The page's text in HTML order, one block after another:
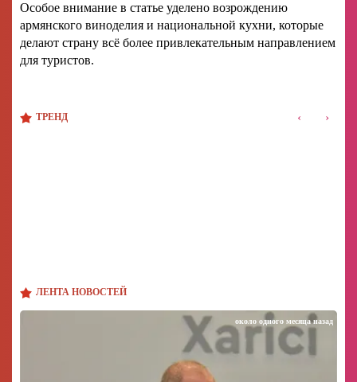
ЛЕНТА НОВОСТЕЙ
около одного месяца назад
Особое внимание в статье уделено возрождению
армянского виноделия и национальной кухни, которые
делают страну всё более привлекательным направлением
для туристов.
ТРЕНД ‹ ›